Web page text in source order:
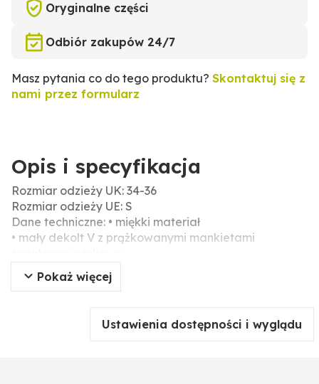
Oryginalne części
Odbiór zakupów 24/7
Masz pytania co do tego produktu? Skontaktuj się z
nami przez formularz
Opis i specyfikacja
Rozmiar odzieży UK: 34-36
Rozmiar odzieży UE: S
Dane techniczne: • miękki materiał
• mały dekolt V z prążkowanymi mankietami
• taśma wzmacniająca przy szyi
• odblaskowy nadruk na rękawie i karku
Materiał: 100% bawełna
Pokaż więcej
Ustawienia dostępności i wyglądu